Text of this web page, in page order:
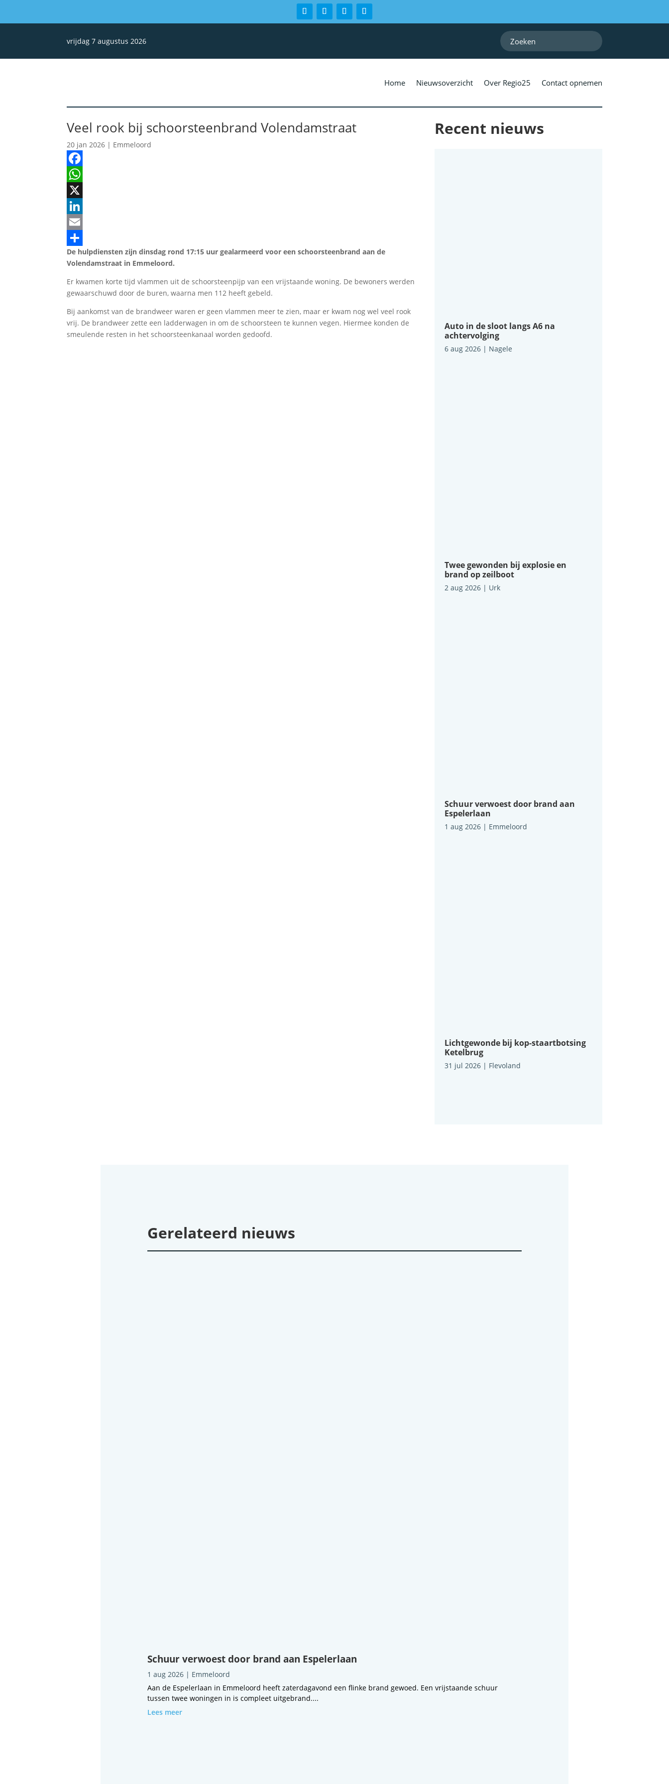
vrijdag 7 augustus 2026
Home Nieuwsoverzicht Over Regio25 Contact opnemen
Veel rook bij schoorsteenbrand Volendamstraat
20 jan 2026 | Emmeloord
Facebook
WhatsApp
X
LinkedIn
Email
Delen
De hulpdiensten zijn dinsdag rond 17:15 uur gealarmeerd voor een schoorsteenbrand aan de
Volendamstraat in Emmeloord.
Er kwamen korte tijd vlammen uit de schoorsteenpijp van een vrijstaande woning. De bewoners werden
gewaarschuwd door de buren, waarna men 112 heeft gebeld.
Bij aankomst van de brandweer waren er geen vlammen meer te zien, maar er kwam nog wel veel rook
vrij. De brandweer zette een ladderwagen in om de schoorsteen te kunnen vegen. Hiermee konden de
smeulende resten in het schoorsteenkanaal worden gedoofd.
Recent nieuws
Auto in de sloot langs A6 na
achtervolging
6 aug 2026| Nagele
Twee gewonden bij explosie en
brand op zeilboot
2 aug 2026| Urk
Schuur verwoest door brand aan
Espelerlaan
1 aug 2026| Emmeloord
Lichtgewonde bij kop-staartbotsing
Ketelbrug
31 jul 2026| Flevoland
Gerelateerd nieuws
Schuur verwoest door brand aan Espelerlaan
1 aug 2026| Emmeloord
Aan de Espelerlaan in Emmeloord heeft zaterdagavond een flinke brand gewoed. Een vrijstaande schuur
tussen twee woningen in is compleet uitgebrand....
Lees meer